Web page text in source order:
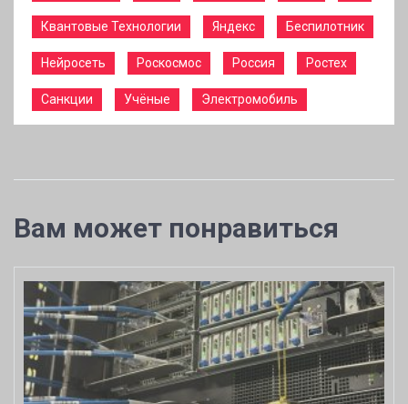
Квантовые Технологии Яндекс Беспилотник
Нейросеть Роскосмос Россия Ростех
Санкции Учёные Электромобиль
Вам может понравиться